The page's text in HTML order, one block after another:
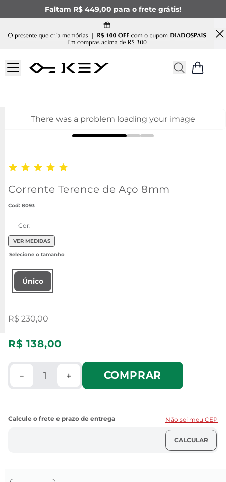
Faltam R$ 449,00 para o frete grátis!
There was a problem loading your image
Corrente Terence de Aço 8mm
: 8093
Cor:
VER MEDIDAS
Único
R$ 230,00
R$ 138,00
＋
－ COMPRAR
Não sei meu CEP